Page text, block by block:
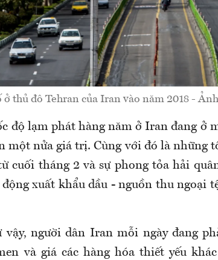
thủ đô Tehran của Iran vào năm 2018 -
độ lạm phát hàng năm ở Iran đang ở
một nửa giá trị. Cùng với đó là những
cuối tháng 2 và sự phong tỏa hải
xuất khẩu dầu - nguồn thu ngoại
vậy, người dân Iran mỗi ngày đang
và giá các hàng hóa thiết yếu